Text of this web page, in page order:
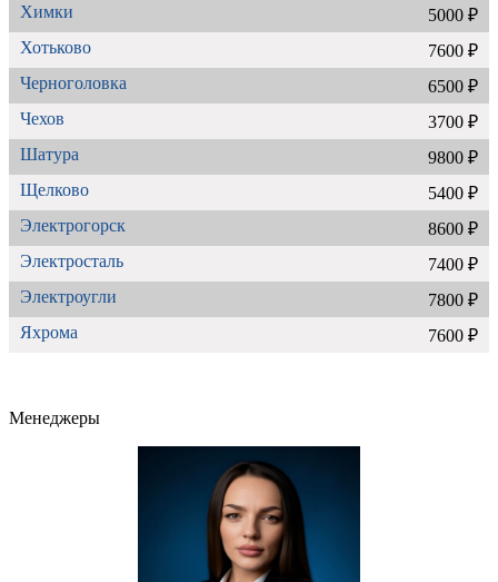
Химки
5000 ₽
Хотьково
7600 ₽
Черноголовка
6500 ₽
Чехов
3700 ₽
Шатура
9800 ₽
Щелково
5400 ₽
Электрогорск
8600 ₽
Электросталь
7400 ₽
Электроугли
7800 ₽
Яхрома
7600 ₽
Менеджеры